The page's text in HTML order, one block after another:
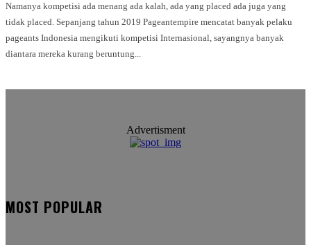
Namanya kompetisi ada menang ada kalah, ada yang placed ada juga yang
tidak placed. Sepanjang tahun 2019 Pageantempire mencatat banyak pelaku
pageants Indonesia mengikuti kompetisi Internasional, sayangnya banyak
diantara mereka kurang beruntung...
Advertisment
MOST POPULAR